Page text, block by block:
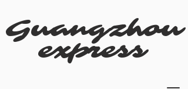
​Guangzhou
express